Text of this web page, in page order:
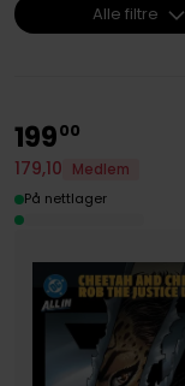
19900
179,10
Medlem
På nettlager
Alle filtre